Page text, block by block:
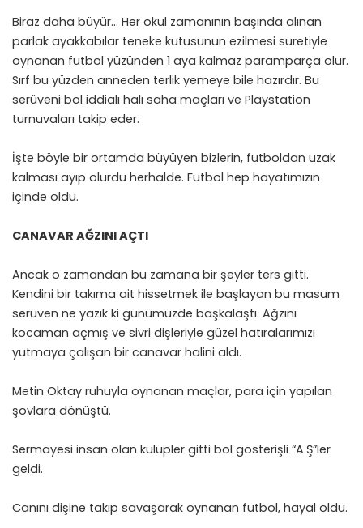
Biraz daha büyür… Her okul zamanının başında alınan
parlak ayakkabılar teneke kutusunun ezilmesi suretiyle
oynanan futbol yüzünden 1 aya kalmaz paramparça olur.
Sırf bu yüzden anneden terlik yemeye bile hazırdır. Bu
serüveni bol iddialı halı saha maçları ve Playstation
turnuvaları takip eder.
İşte böyle bir ortamda büyüyen bizlerin, futboldan uzak
kalması ayıp olurdu herhalde. Futbol hep hayatımızın
içinde oldu.
CANAVAR AĞZINI AÇTI
Ancak o zamandan bu zamana bir şeyler ters gitti.
Kendini bir takıma ait hissetmek ile başlayan bu masum
serüven ne yazık ki günümüzde başkalaştı. Ağzını
kocaman açmış ve sivri dişleriyle güzel hatıralarımızı
yutmaya çalışan bir canavar halini aldı.
Metin Oktay ruhuyla oynanan maçlar, para için yapılan
şovlara dönüştü.
Sermayesi insan olan kulüpler gitti bol gösterişli “A.Ş”ler
geldi.
Canını dişine takıp savaşarak oynanan futbol, hayal oldu.